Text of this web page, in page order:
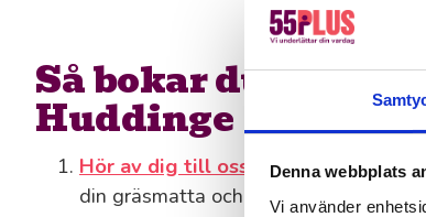
Denna webbplats
Vi använder
Så bokar du
Huddinge
Hör av dig till oss
: Ring, mejla eller
din gräsmatta och vad du behöver